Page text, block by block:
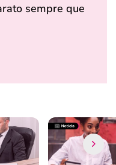
sempre que